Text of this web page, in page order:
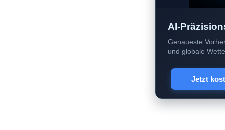
AI-
Genaueste
und globale
Jetzt